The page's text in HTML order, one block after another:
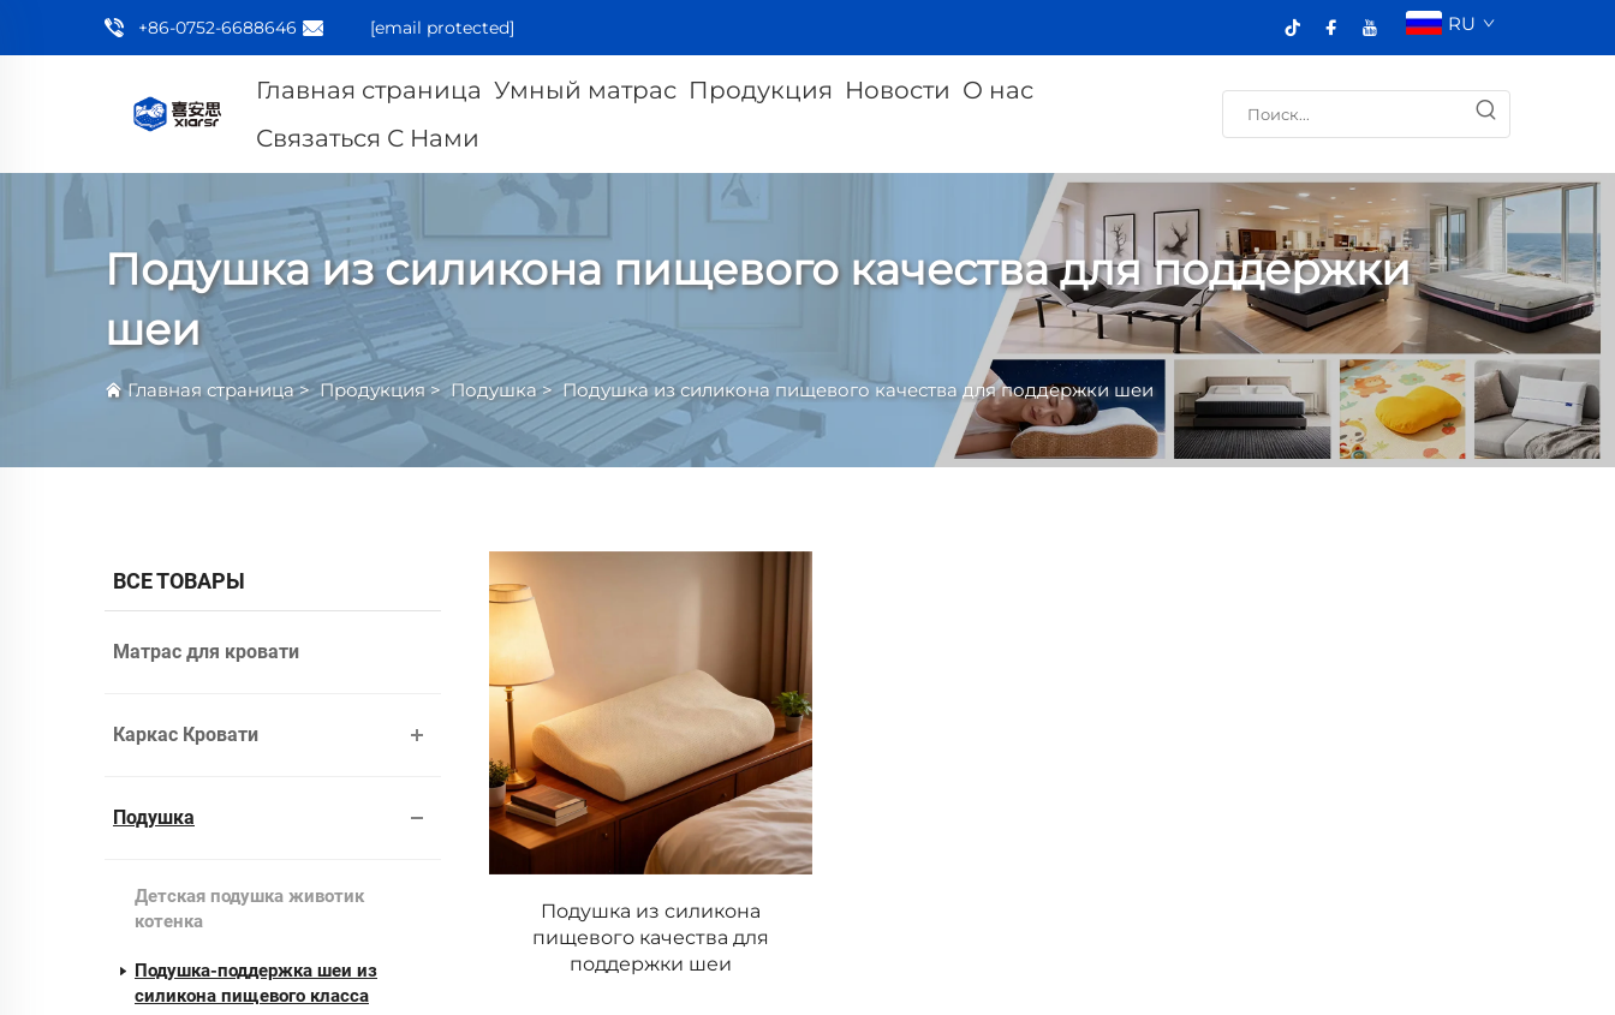
+86-0752-6688646 [email protected] RU
Главная страница Умный матрас Продукция Новости О нас
Связаться С Нами
Подушка из силикона пищевого качества для поддержки
шеи
Главная страница>Продукция> Подушка>Подушка из силикона пищевого качества для поддержки шеи
ВСЕ ТОВАРЫ
Матрас для кровати
Каркас Кровати
Подушка
Детская подушка животик
котенка
Подушка-поддержка шеи из
силикона пищевого класса
Подушка из силикона
пищевого качества для
поддержки шеи